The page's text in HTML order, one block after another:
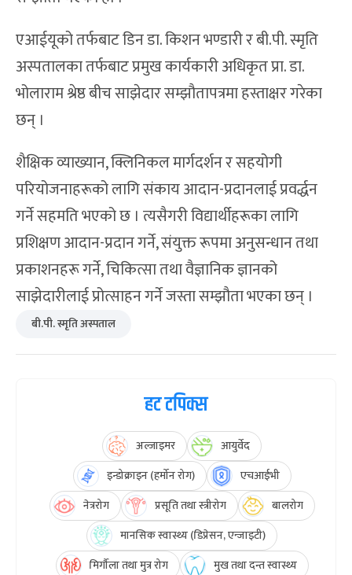
एआईयूको तर्फबाट डिन डा. किशन भण्डारी र बी.पी. स्मृति
अस्पतालका तर्फबाट प्रमुख कार्यकारी अधिकृत प्रा. डा.
भोलाराम श्रेष्ठ बीच साझेदार सम्झौतापत्रमा हस्ताक्षर गरेका
छन् ।
शैक्षिक व्याख्यान, क्लिनिकल मार्गदर्शन र सहयोगी
परियोजनाहरूको लागि संकाय आदान-प्रदानलाई प्रवर्द्धन
गर्ने सहमति भएको छ । त्यसैगरी विद्यार्थीहरूका लागि
प्रशिक्षण आदान-प्रदान गर्ने, संयुक्त रूपमा अनुसन्धान तथा
प्रकाशनहरू गर्ने, चिकित्सा तथा वैज्ञानिक ज्ञानको
साझेदारीलाई प्रोत्साहन गर्ने जस्ता सम्झौता भएका छन् ।
बी.पी. स्मृति अस्पताल
हट टपिक्स
अल्जाइमर
आयुर्वेद
इन्डोक्राइन (हर्मोन रोग)
एचआईभी
नेत्ररोग
प्रसूति तथा स्त्रीरोग
बालरोग
मानसिक स्वास्थ्य (डिप्रेसन, एन्जाइटी)
मिर्गौला तथा मुत्र रोग
मुख तथा दन्त स्वास्थ्य